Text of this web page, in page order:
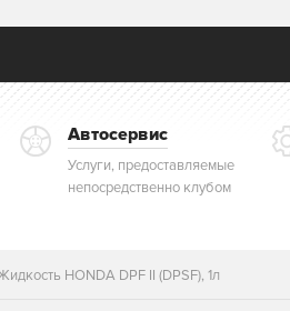
Автосервис
Услуги, предоставляемые
непосредственно клубом
HONDA DPF II (DPSF), 1л